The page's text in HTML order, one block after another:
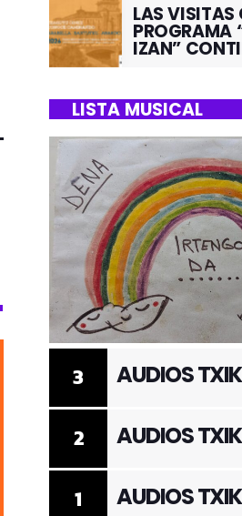
LAS VISITAS
PROGRAMA
IZAN”
LISTA MUSICAL
1 AUDIOS
2 AUDIOS
3 AUDIOS